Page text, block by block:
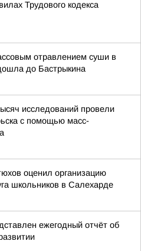
Трудового кодекса
отравлением суши в
до Бастрыкина
исследований провели
с помощью масс-
оценил организацию
школьников в Салехарде
ежегодный отчёт об